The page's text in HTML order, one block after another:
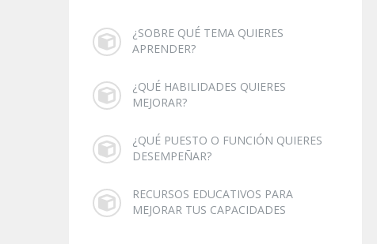
¿SOBRE QUÉ TEMA QUIERES
APRENDER?
¿QUÉ HABILIDADES QUIERES
MEJORAR?
¿QUÉ PUESTO O FUNCIÓN QUIERES
DESEMPEÑAR?
RECURSOS EDUCATIVOS PARA
MEJORAR TUS CAPACIDADES